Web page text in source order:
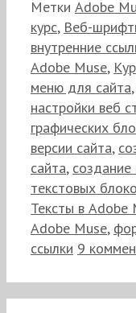
Метки Adobe
курс, Веб-
внутренние
Adobe Muse,
меню для сайта,
настройки веб
графических
версии сайта,
сайта, создание
текстовых
Тексты в Adobe
Adobe Muse,
ссылки 9